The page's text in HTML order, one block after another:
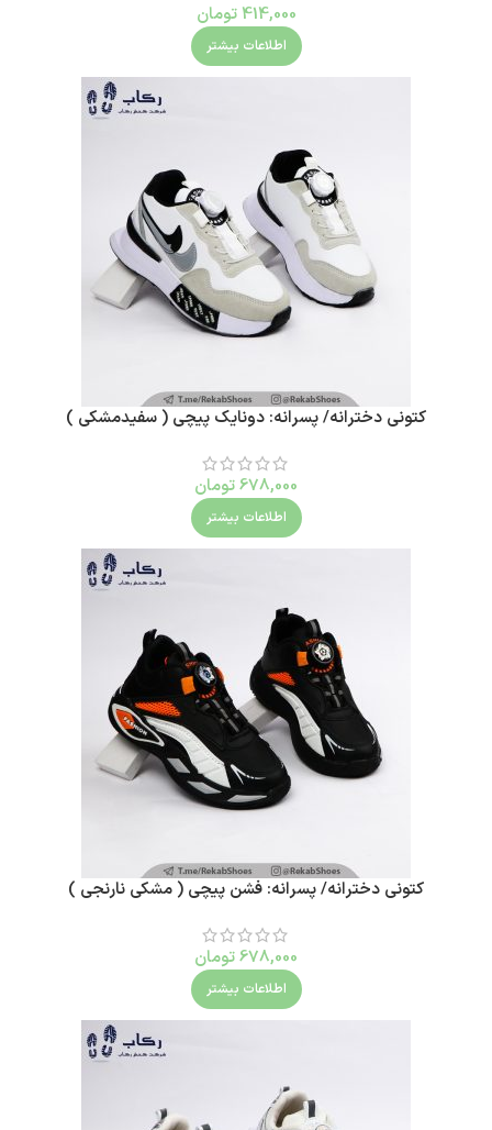
414,000 تومان
اطلاعات بیشتر
کتونی دخترانه/ پسرانه: دونایک پیچی ( سفیدمشکی )
678,000تومان
اطلاعات بیشتر
کتونی دخترانه/ پسرانه: فشن پیچی ( مشکی نارنجی )
678,000تومان
اطلاعات بیشتر